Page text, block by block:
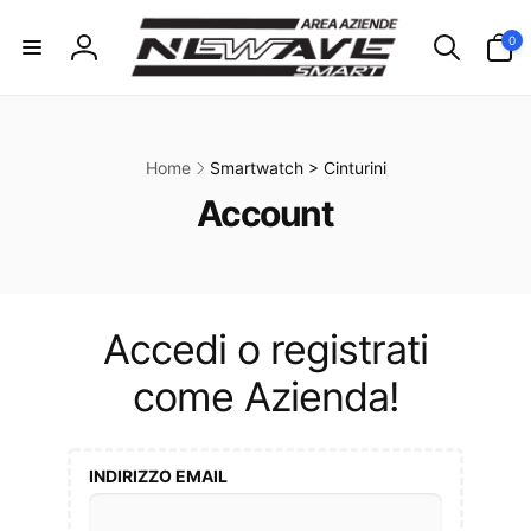
contenuti
Accedi
0
articoli
Home Smartwatch > Cinturini
C
l
e
z
i
Account
Accedi o registrati
come Azienda!
INDIRIZZO EMAIL